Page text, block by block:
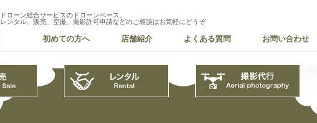
ドローン総合サービスのドローンベース。
レンタル、販売、空撮、撮影許可申請などのご相談はお気軽にどうぞ
初めての方へ 店舗紹介 よくある質問 お問い合わせ